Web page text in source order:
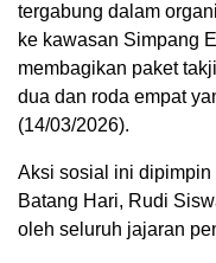
tergabung dalam
ke kawasan Simpang
membagikan paket
dua dan roda empat
(14/03/2026).
Aksi sosial ini
Batang Hari, Rudi
oleh seluruh jajaran